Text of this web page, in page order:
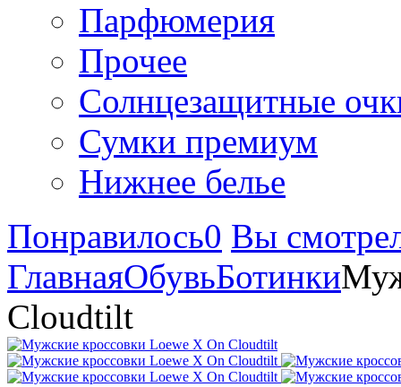
Парфюмерия
Прочее
Солнцезащитные
Сумки премиум
Нижнее белье
Понравилось0 Вы
ГлавнаяОбувьБотинки
Cloudtilt